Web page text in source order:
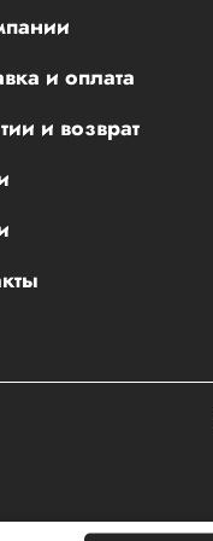
и оплата
и возврат